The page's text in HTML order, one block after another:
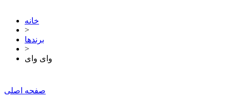
خانه
>
برندها
>
وای وای
صفحه اصلی